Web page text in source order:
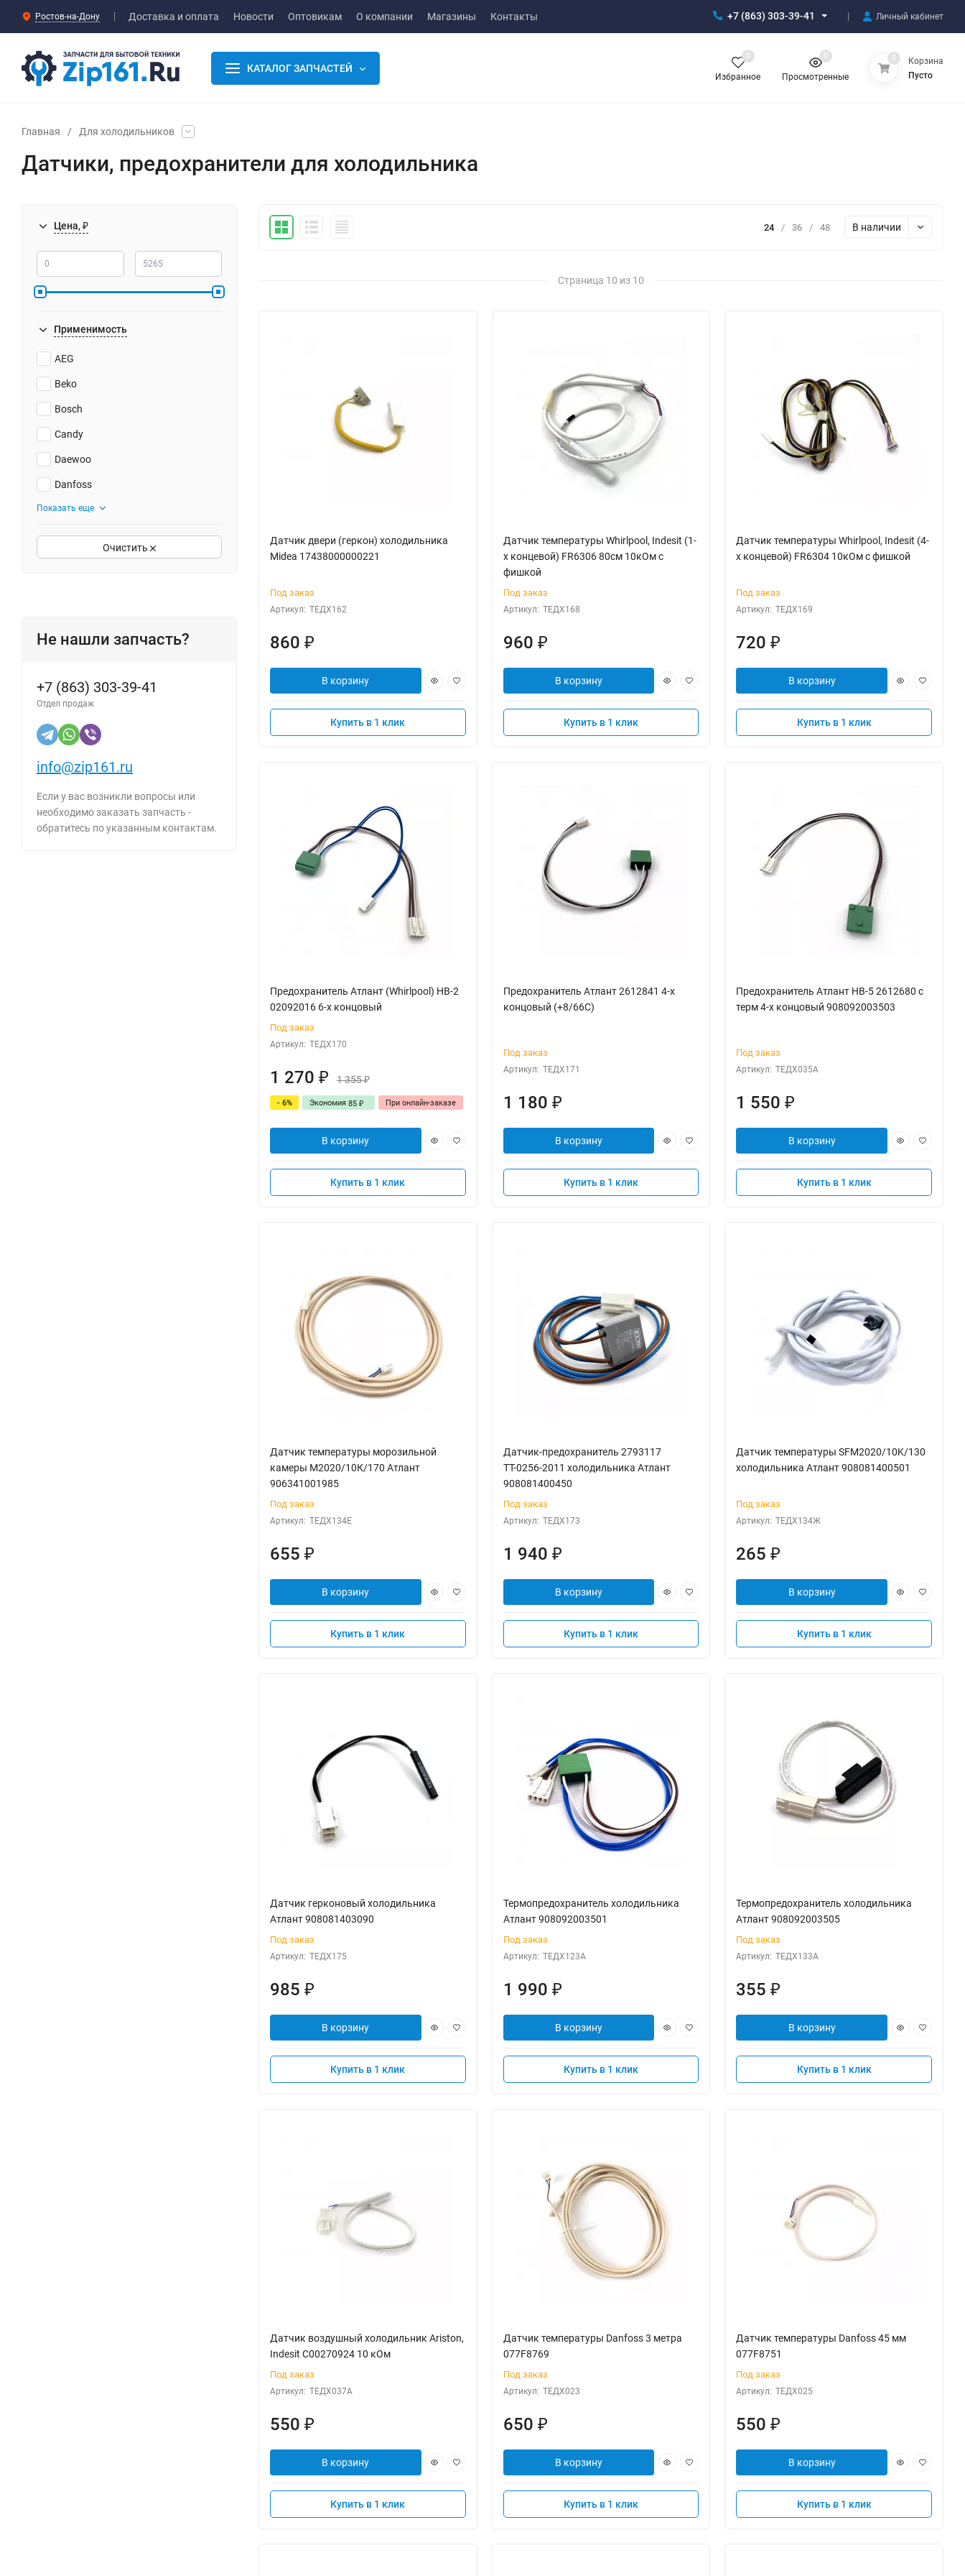
Ростов-на-Дону Доставка и оплата Новости Оптовикам О компании Магазины Контакты +7 (863) 303-39-41 Личный кабинет
КАТАЛОГ ЗАПЧАСТЕЙ
Избранное
0
Просмотренные
0 0
Корзина
Пусто
Главная / Для холодильников
Датчики, предохранители для холодильника
Цена, ₽
Применимость
AEG
Beko
Bosch
Candy
Daewoo
Danfoss
Показать еще
Очистить
Не нашли запчасть?
+7 (863) 303-39-41
Отдел продаж
info@zip161.ru
Если у вас возникли вопросы или
необходимо заказать запчасть -
обратитесь по указанным контактам.
24 / 36 / 48 В наличии
Страница 10 из 10
Датчик двери (геркон) холодильника
Midea 17438000000221
Под заказ
Артикул: ТЕДХ162
860 ₽
В корзину
Купить в 1 клик
Датчик температуры Whirlpool, Indesit (1-
х концевой) FR6306 80см 10кОм с
фишкой
Под заказ
Артикул: ТЕДХ168
960 ₽
В корзину
Купить в 1 клик
Датчик температуры Whirlpool, Indesit (4-
х концевой) FR6304 10кОм с фишкой
Под заказ
Артикул: ТЕДХ169
720₽
В корзину
Купить в 1 клик
Предохранитель Атлант (Whirlpool) НВ-2
02092016 6-х концовый
Под заказ
Артикул: ТЕДХ170
1 270 ₽ 1 355₽
- 6% Экономия 85 ₽ При онлайн-заказе
В корзину
Купить в 1 клик
Предохранитель Атлант 2612841 4-х
концовый (+8/66С)
Под заказ
Артикул: ТЕДХ171
1 180 ₽
В корзину
Купить в 1 клик
Предохранитель Атлант НВ-5 2612680 с
терм 4-х концовый 908092003503
Под заказ
Артикул: ТЕДХ035А
1 550₽
В корзину
Купить в 1 клик
Датчик температуры морозильной
камеры М2020/10К/170 Атлант
906341001985
Под заказ
Артикул: ТЕДХ134Е
655 ₽
В корзину
Купить в 1 клик
Датчик-предохранитель 2793117
ТТ-0256-2011 холодильника Атлант
908081400450
Под заказ
Артикул: ТЕДХ173
1 940 ₽
В корзину
Купить в 1 клик
Датчик температуры SFМ2020/10K/130
холодильника Атлант 908081400501
Под заказ
Артикул: ТЕДХ134Ж
265₽
В корзину
Купить в 1 клик
Датчик герконовый холодильника
Атлант 908081403090
Под заказ
Артикул: ТЕДХ175
985 ₽
В корзину
Купить в 1 клик
Термопредохранитель холодильника
Атлант 908092003501
Под заказ
Артикул: ТЕДХ123А
1 990 ₽
В корзину
Купить в 1 клик
Термопредохранитель холодильника
Атлант 908092003505
Под заказ
Артикул: ТЕДХ133А
355₽
В корзину
Купить в 1 клик
Датчик воздушный холодильник Ariston,
Indesit C00270924 10 кОм
Под заказ
Артикул: ТЕДХ037А
550 ₽
В корзину
Купить в 1 клик
Датчик температуры Danfoss 3 метра
077F8769
Под заказ
Артикул: ТЕДХ023
650 ₽
В корзину
Купить в 1 клик
Датчик температуры Danfoss 45 мм
077F8751
Под заказ
Артикул: ТЕДХ025
550₽
В корзину
Купить в 1 клик